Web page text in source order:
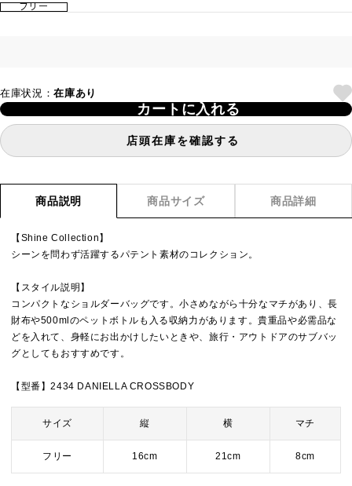
フリー
在庫状況：在庫あり
カートに入れる
店頭在庫を確認する
商品説明 商品サイズ 商品詳細
【Shine Collection】
シーンを問わず活躍するパテント素材のコレクション。
【スタイル説明】
コンパクトなショルダーバッグです。小さめながら十分なマチがあり、長
財布や500mlのペットボトルも入る収納力があります。貴重品や必需品な
どを入れて、身軽にお出かけしたいときや、旅行・アウトドアのサブバッ
グとしてもおすすめです。
【型番】2434 DANIELLA CROSSBODY
サイズ 縦 横 マチ
フリー 16cm 21cm 8cm